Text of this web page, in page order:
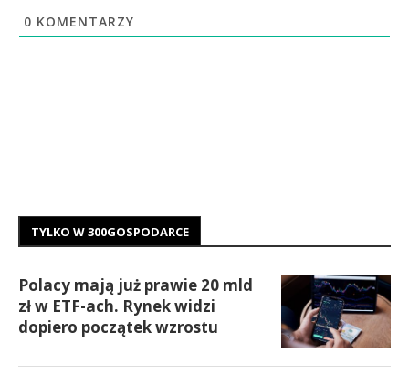
0 KOMENTARZY
TYLKO W 300GOSPODARCE
Polacy mają już prawie 20 mld
zł w ETF-ach. Rynek widzi
dopiero początek wzrostu